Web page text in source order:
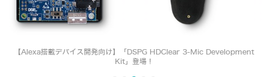
【Alexa搭載デバイス開発向け】「DSPG HDClear 3-Mic Development
Kit」登場！